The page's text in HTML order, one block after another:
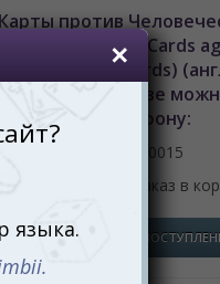
против
с 30 картами (Cards
with 30 cards)
либо Молдове
телефону:
061110015
или оформив заказ в
СООБЩИТЬ О